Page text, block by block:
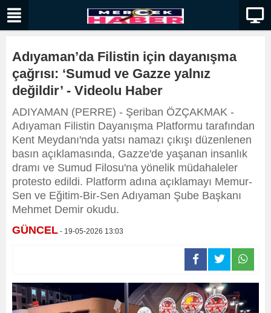
Adıyaman’da Filistin için dayanışma
çağrısı: ‘Sumud ve Gazze yalnız
değildir’ - Videolu Haber
ADIYAMAN (PERRE) - Şeriban ÖZÇAKMAK -
Adıyaman Filistin Dayanışma Platformu tarafından
Kent Meydanı'nda yatsı namazı çıkışı düzenlenen
basın açıklamasında, Gazze'de yaşanan insanlık
dramı ve Sumud Filosu'na yönelik müdahaleler
protesto edildi. Platform adına açıklamayı Memur-
Sen ve Eğitim-Bir-Sen Adıyaman Şube Başkanı
Mehmet Demir okudu.
GÜNCEL - 19-05-2026 13:03